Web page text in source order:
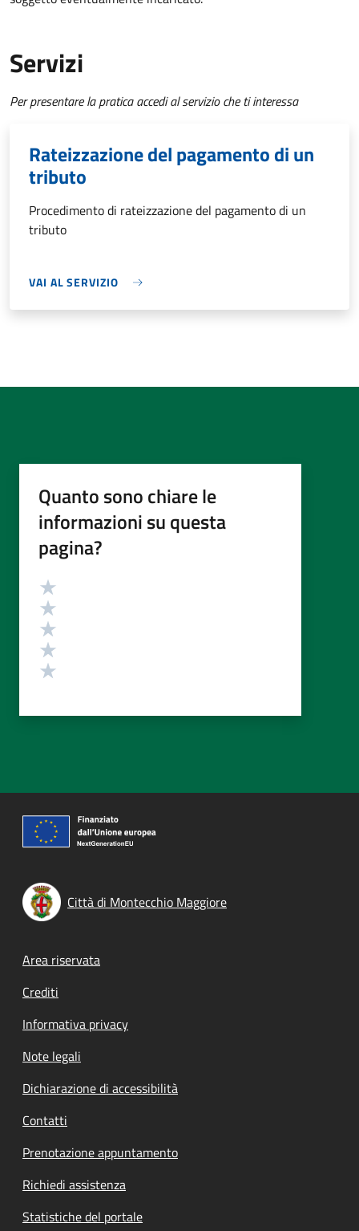
Servizi
Per presentare la pratica accedi al servizio che ti interessa
Rateizzazione del pagamento di un
tributo
Procedimento di rateizzazione del pagamento di un
tributo
VAI AL SERVIZIO
Quanto sono chiare le
informazioni su questa
pagina?
Valutazione
Città di Montecchio Maggiore
Footer menu
Area riservata
Crediti
Informativa privacy
Note legali
Dichiarazione di accessibilità
Contatti
Prenotazione appuntamento
Richiedi assistenza
Statistiche del portale